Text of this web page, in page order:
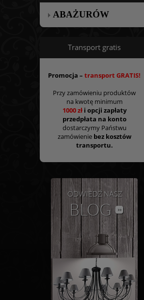
ABAŻURÓW
Transport gratis
Promocja – transport GRATIS!
Przy zamówieniu produktów
na kwotę minimum
1000 złi opcji zapłaty
przedpłata na konto
dostarczymy Państwu
zamówienie bez kosztów
transportu.